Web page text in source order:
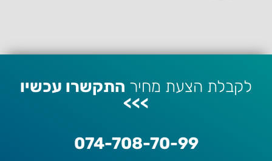
לקבלת הצעת מחיר התקשרו עכשיו
>>>
074-708-70-99